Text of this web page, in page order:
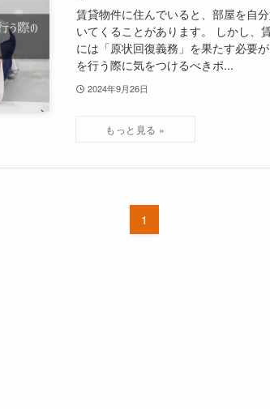
賃貸物件に住んでいると、部屋を自
いてくることがあります。 しかし、
には「原状回復義務」を果たす必要
を行う際に気をつけるべきポ...
2024年9月26日
1